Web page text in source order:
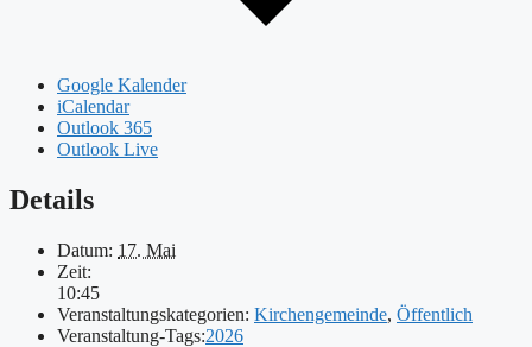
Google Kalender
iCalendar
Outlook 365
Outlook Live
Details
Datum: 17. Mai
Zeit:
10:45
Veranstaltungskategorien: Kirchengemeinde, Öffentlich
Veranstaltung-Tags:2026